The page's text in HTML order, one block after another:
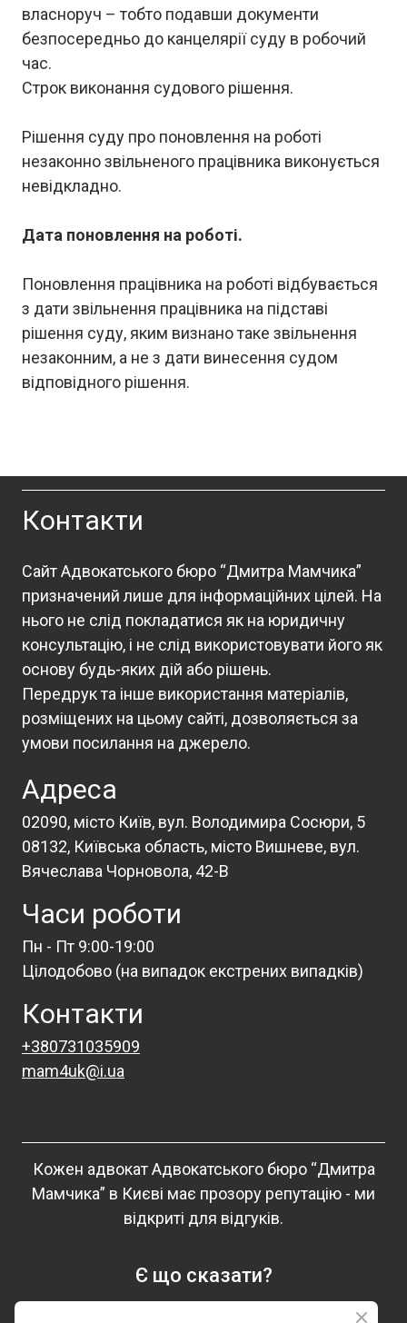
власноруч – тобто подавши документи
безпосередньо до канцелярії суду в робочий
час.
Строк виконання судового рішення.
Рішення суду про поновлення на роботі
незаконно звільненого працівника виконується
невідкладно.
Дата поновлення на роботі.
Поновлення працівника на роботі відбувається
з дати звільнення працівника на підставі
рішення суду, яким визнано таке звільнення
незаконним, а не з дати винесення судом
відповідного рішення.
Контакти
Сайт Адвокатського бюро “Дмитра Мамчика”
призначений лише для інформаційних цілей. На
нього не слід покладатися як на юридичну
консультацію, і не слід використовувати його як
основу будь-яких дій або рішень.
Передрук та інше використання матеріалів,
розміщених на цьому сайті, дозволяється за
умови посилання на джерело.
Адреса
02090, місто Київ, вул. Володимира Сосюри, 5
08132, Київська область, місто Вишневе, вул.
Вячеслава Чорновола, 42-В
Часи роботи
Пн - Пт 9:00-19:00
Цілодобово (на випадок екстрених випадків)
Контакти
+380731035909
mam4uk@i.ua
Кожен адвокат Адвокатського бюро “Дмитра
Мамчика” в Києві має прозору репутацію - ми
відкриті для відгуків.
Є що сказати?